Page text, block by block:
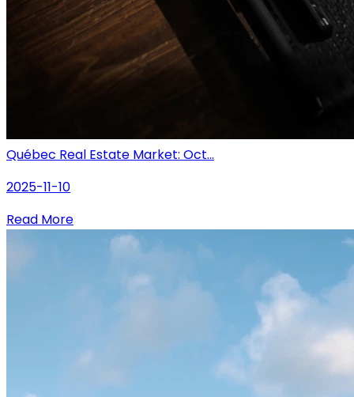
Québec Real Estate Market: Oct...
2025-11-10
Read More